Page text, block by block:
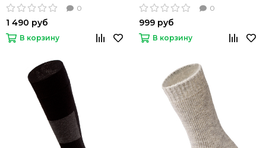
Top белая
0
1 490 руб
В корзину
0
999 руб
В корзину